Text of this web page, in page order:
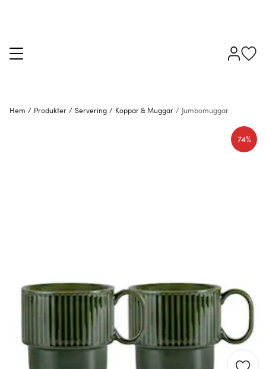
Hem / Produkter / Servering / Koppar & Muggar / Jumbomuggar
74%